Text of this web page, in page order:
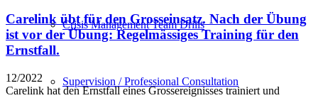
Crisis Management Team Drills
Supervision / Professional Consultation
Carelink übt für den Grosseinsatz. Nach der Übung
ist vor der Übung: Regelmässiges Training für den
Ernstfall.
12/2022
Carelink hat den Ernstfall eines Grossereignisses trainiert und